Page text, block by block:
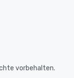
vorbehalten.